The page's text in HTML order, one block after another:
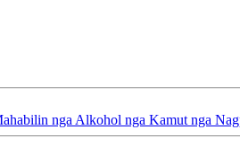
nga Alkohol nga Kamut nga